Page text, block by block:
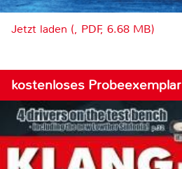
Jetzt laden (, PDF, 6.68 MB)
kostenloses Probeexemplar